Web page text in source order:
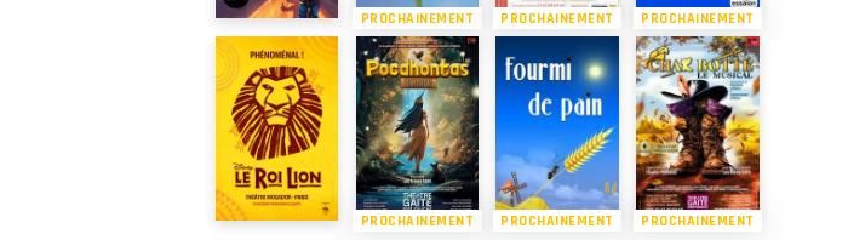
PROCHAINEMENT PROCHAINEMENT PROCHAINEMENT
PROCHAINEMENT PROCHAINEMENT PROCHAINEMENT